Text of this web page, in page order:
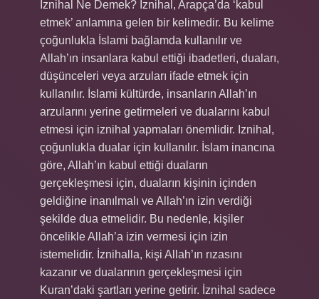
Iznihal Ne Demek? Iznihal, Arapça’da ‘kabul
etmek’ anlamına gelen bir kelimedir. Bu kelime
çoğunlukla İslami bağlamda kullanılır ve
Allah’ın insanlara kabul ettiği ibadetleri, duaları,
düşünceleri veya arzuları ifade etmek için
kullanılır. İslami kültürde, insanların Allah’ın
arzularını yerine getirmeleri ve dualarını kabul
etmesi için iznihal yapmaları önemlidir. Iznihal,
çoğunlukla dualar için kullanılır. İslam inancına
göre, Allah’ın kabul ettiği duaların
gerçekleşmesi için, duaların kişinin içinden
geldiğine inanılmalı ve Allah’ın izin verdiği
şekilde dua etmelidir. Bu nedenle, kişiler
öncelikle Allah’a izin vermesi için izin
istemelidir. İznihalla, kişi Allah’ın rızasını
kazanır ve dualarının gerçekleşmesi için
Kuran’daki şartları yerine getirir. İznihal sadece